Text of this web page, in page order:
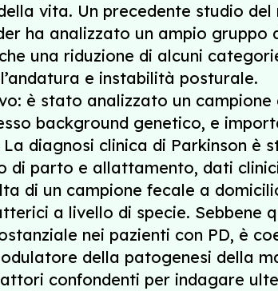
vita. Un precedente studio
ha analizzato un ampio
una riduzione di alcuni
e instabilità posturale.
è stato analizzato un
background genetico, e
diagnosi clinica di Parkinson è
di parto e allattamento, dati
di un campione fecale a
a livello di specie.
nei pazienti con PD, è
della patogenesi della
confondenti per indagare